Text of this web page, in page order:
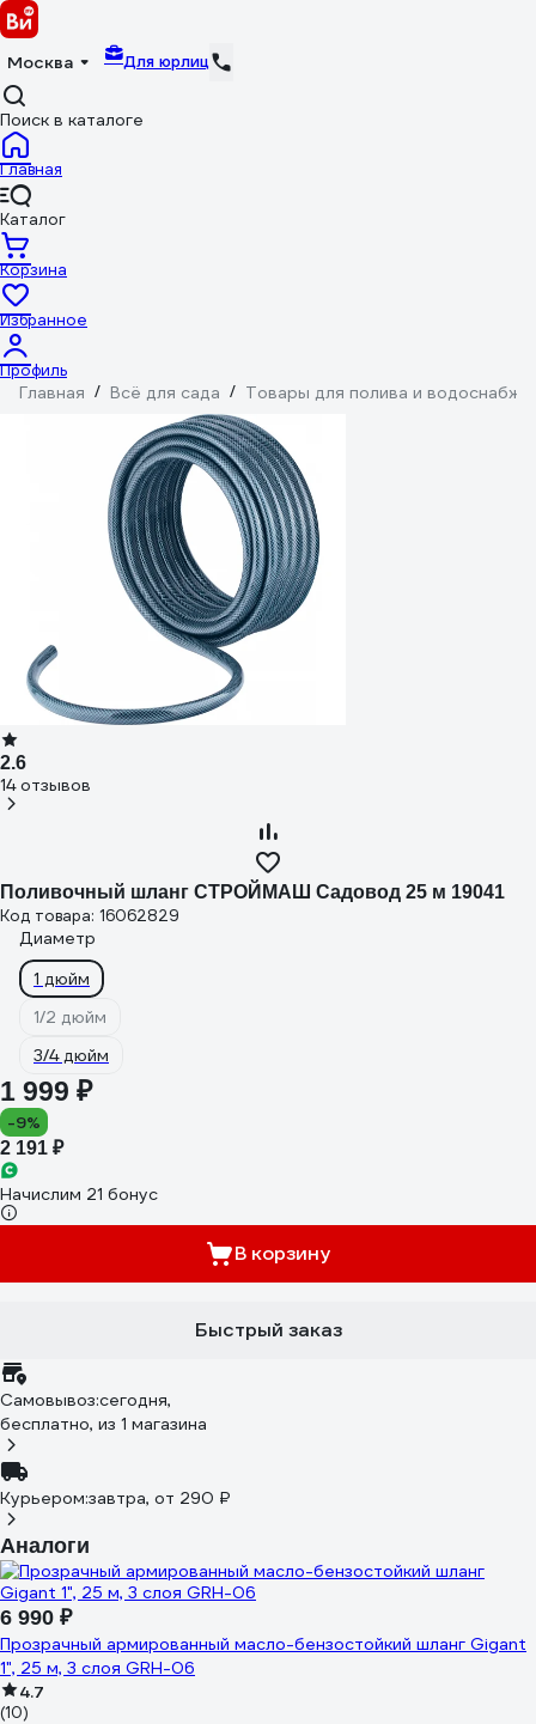
Москва Для юрлиц
Поиск в каталоге
Главная
Каталог
Корзина
Избранное
Профиль
Главная / Всё для сада / Товары для полива и
2.6
14 отзывов
Поливочный шланг СТРОЙМАШ Садовод 25 м 19041
Код товара: 16062829
Диаметр
1 дюйм
1/2 дюйм
3/4 дюйм
1 999 ₽
-9%
2 191 ₽
Начислим 21 бонус
В корзину
Быстрый заказ
Самовывоз:сегодня,
бесплатно, из 1 магазина
Курьером:завтра, от 290 ₽
Аналоги
6 990 ₽
Прозрачный армированный масло-бензостойкий шланг Gigant
1", 25 м, 3 слоя GRH-06
4.7
(10)